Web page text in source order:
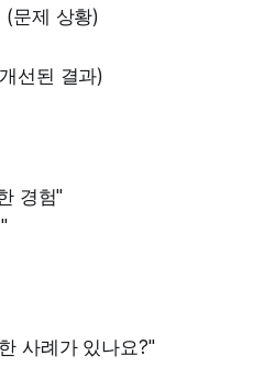
(문제 상황)
선된 결과)
경험"
사례가 있나요?"